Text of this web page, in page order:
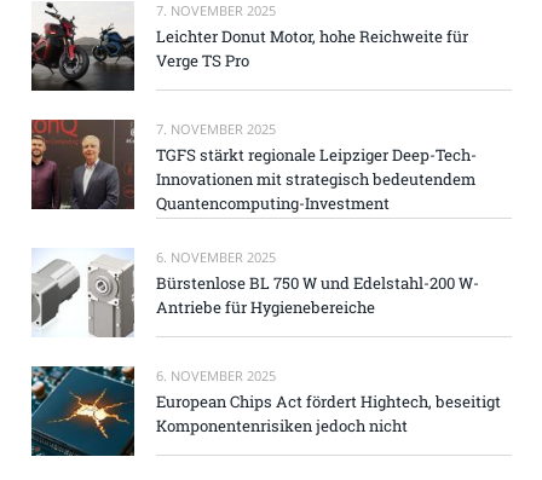
7. NOVEMBER 2025
Leichter Donut Motor, hohe Reichweite für
Verge TS Pro
7. NOVEMBER 2025
TGFS stärkt regionale Leipziger Deep-Tech-
Innovationen mit strategisch bedeutendem
Quantencomputing-Investment
6. NOVEMBER 2025
Bürstenlose BL 750 W und Edelstahl-200 W-
Antriebe für Hygienebereiche
6. NOVEMBER 2025
European Chips Act fördert Hightech, beseitigt
Komponentenrisiken jedoch nicht